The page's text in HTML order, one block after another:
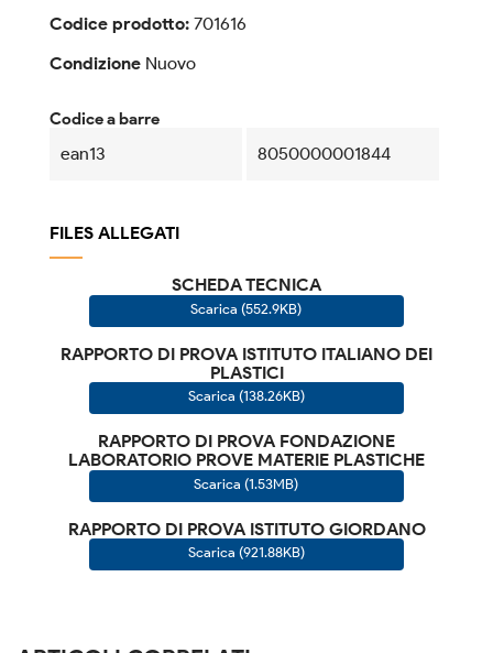
Codice prodotto: 701616
Condizione Nuovo
Codice a barre
ean13 8050000001844
FILES ALLEGATI
SCHEDA TECNICA
Scarica (552.9KB)
RAPPORTO DI PROVA ISTITUTO ITALIANO DEI
PLASTICI
Scarica (138.26KB)
RAPPORTO DI PROVA FONDAZIONE
LABORATORIO PROVE MATERIE PLASTICHE
Scarica (1.53MB)
RAPPORTO DI PROVA ISTITUTO GIORDANO
Scarica (921.88KB)